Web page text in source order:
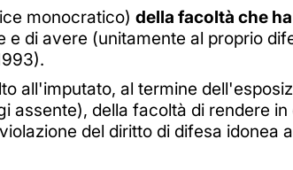
monocratico) della facoltà che
e di avere (unitamente al proprio
all'imputato, al termine
assente), della facoltà di rendere
del diritto di difesa idonea